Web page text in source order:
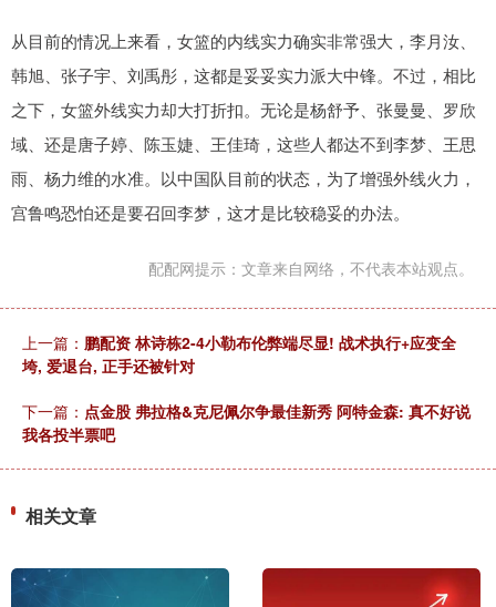
从目前的情况上来看，女篮的内线实力确实非常强大，李月汝、
韩旭、张子宇、刘禹彤，这都是妥妥实力派大中锋。不过，相比
之下，女篮外线实力却大打折扣。无论是杨舒予、张曼曼、罗欣
域、还是唐子婷、陈玉婕、王佳琦，这些人都达不到李梦、王思
雨、杨力维的水准。以中国队目前的状态，为了增强外线火力，
宫鲁鸣恐怕还是要召回李梦，这才是比较稳妥的办法。
配配网提示：文章来自网络，不代表本站观点。
上一篇： 鹏配资 林诗栋2-4小勒布伦弊端尽显! 战术执行+应变全
垮, 爱退台, 正手还被针对
下一篇： 点金股 弗拉格&克尼佩尔争最佳新秀 阿特金森: 真不好说
我各投半票吧
相关文章